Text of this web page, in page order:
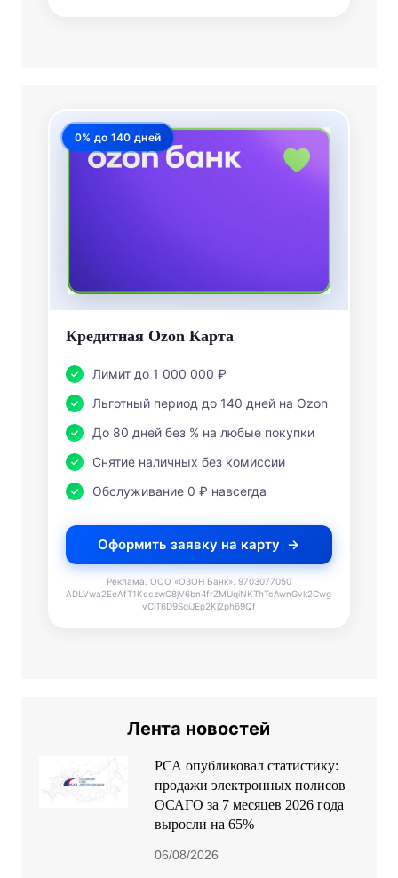
0% до 140 дней
Кредитная Ozon Карта
Лимит до 1 000 000 ₽
Льготный период до 140 дней на Ozon
До 80 дней без % на любые покупки
Снятие наличных без комиссии
Обслуживание 0 ₽ навсегда
Оформить заявку на карту
Реклама. ООО «ОЗОН Банк». 9703077050
ADLVwa2EeAfT1KcczwC8jV6bn4frZMUqiNKThTcAwnGvk2Cwg
vCiT6D9SgiJEp2Kj2ph69Qf
Лента новостей
РСА опубликовал статистику:
продажи электронных полисов
ОСАГО за 7 месяцев 2026 года
выросли на 65%
06/08/2026